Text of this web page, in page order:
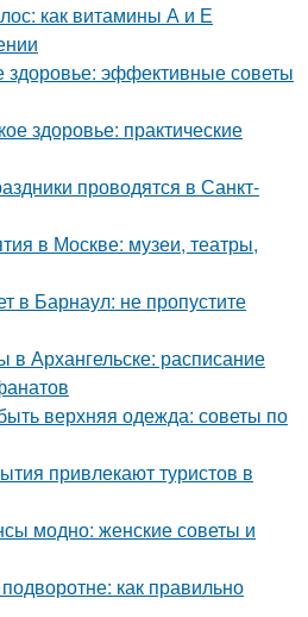
как витамины А и Е
здоровье: эффективные советы
здоровье: практические
проводятся в Санкт-
в Москве: музеи, театры,
в Барнаул: не пропустите
Архангельске: расписание
верхняя одежда: советы по
привлекают туристов в
модно: женские советы и
как правильно